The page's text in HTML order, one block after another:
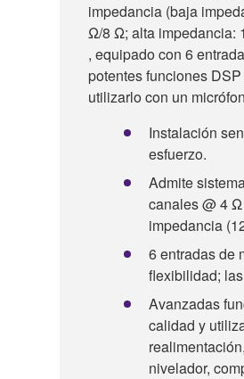
impedancia (baja
Ω/8 Ω; alta impedancia:
, equipado con 6
potentes funciones
utilizarlo con un
Instalación
esfuerzo.
Admite
canales @ 4
impedancia
6 entradas de
flexibilidad;
Avanzadas
calidad y
nivelador,